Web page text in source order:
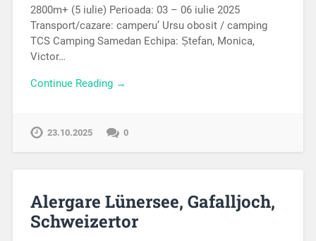
2800m+ (5 iulie) Perioada: 03 – 06 iulie 2025
Transport/cazare: camperu’ Ursu obosit / camping
TCS Camping Samedan Echipa: Ștefan, Monica,
Victor…
Continue Reading →
23.10.2025 0
Alergare Lünersee, Gafalljoch,
Schweizertor